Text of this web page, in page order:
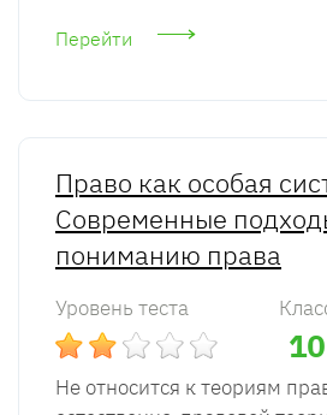
Перейти
Право как особая
Современные
пониманию права
Уровень теста
10
Не относится к теориям